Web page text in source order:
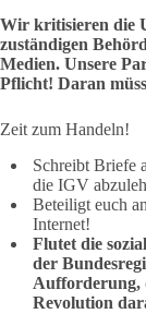
Wir kritisieren die
zuständigen
Medien. Unsere
Pflicht! Daran
Zeit zum Handeln!
Schreibt Briefe
die IGV
Beteiligt euch
Internet!
Flutet die
der
Aufforderung,
Revolution